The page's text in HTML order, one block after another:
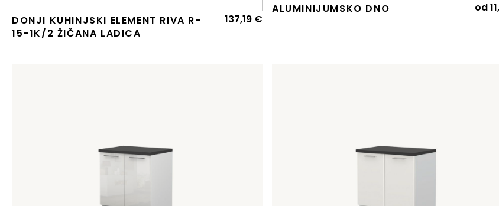
DONJI KUHINJSKI ELEMENT RIVA R-
15-1K/2 ŽIČANA LADICA
137,19 €
ALUMINIJUMSKO DNO od